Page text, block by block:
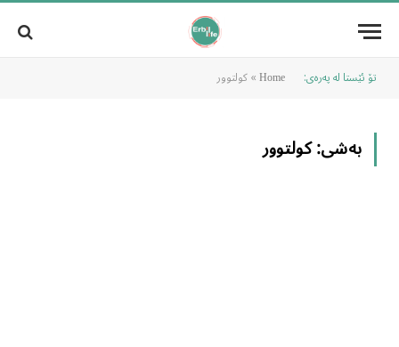
تۆ ئێستا لە پەرەی: Home
»کولتوور
بەشی:کولتوور